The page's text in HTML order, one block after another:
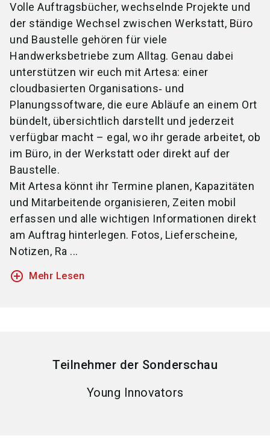
Volle Auftragsbücher, wechselnde Projekte und
der ständige Wechsel zwischen Werkstatt, Büro
und Baustelle gehören für viele
Handwerksbetriebe zum Alltag. Genau dabei
unterstützen wir euch mit Artesa: einer
cloudbasierten Organisations‑ und
Planungssoftware, die eure Abläufe an einem Ort
bündelt, übersichtlich darstellt und jederzeit
verfügbar macht – egal, wo ihr gerade arbeitet, ob
im Büro, in der Werkstatt oder direkt auf der
Baustelle.
Mit Artesa könnt ihr Termine planen, Kapazitäten
und Mitarbeitende organisieren, Zeiten mobil
erfassen und alle wichtigen Informationen direkt
am Auftrag hinterlegen. Fotos, Lieferscheine,
Notizen, Ra ...
add_circle_outline Mehr Lesen
Teilnehmer der Sonderschau
Young Innovators